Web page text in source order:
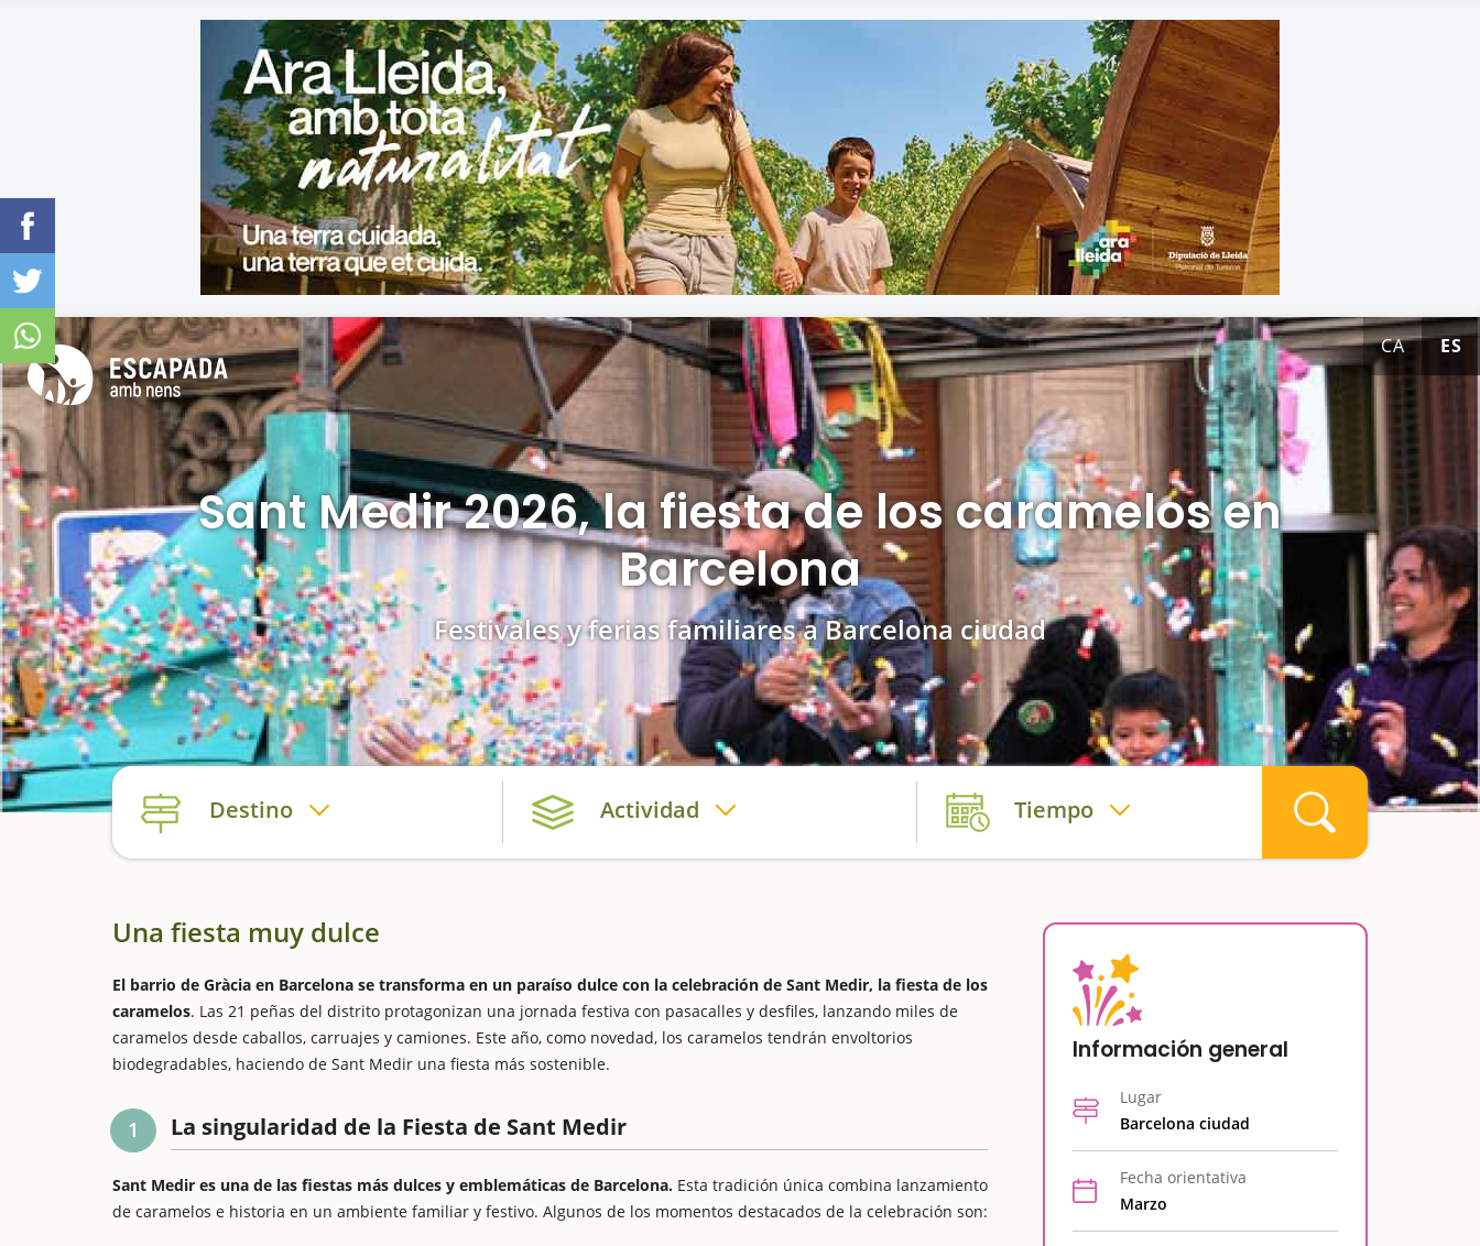
CA ES
Sant Medir 2026, la fiesta de los caramelos en
Barcelona
Festivales y ferias familiares a Barcelona ciudad
Destino Actividad Tiempo
Una fiesta muy dulce
El barrio de Gràcia en Barcelona se transforma en un paraíso dulce con la celebración de Sant Medir, la fiesta de los
caramelos. Las 21 peñas del distrito protagonizan una jornada festiva con pasacalles y desfiles, lanzando miles de
caramelos desde caballos, carruajes y camiones. Este año, como novedad, los caramelos tendrán envoltorios
biodegradables, haciendo de Sant Medir una fiesta más sostenible.
1 La singularidad de la Fiesta de Sant Medir
Sant Medir es una de las fiestas más dulces y emblemáticas de Barcelona. Esta tradición única combina lanzamiento
de caramelos e historia en un ambiente familiar y festivo. Algunos de los momentos destacados de la celebración son:
Información general
Lugar
Barcelona ciudad
Fecha orientativa
Marzo